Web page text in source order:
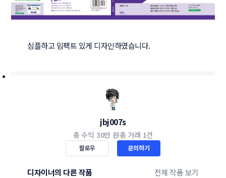
심플하고 임팩트 있게 디자인하였습니다.
jbj007s
총 수익 30만 원총 거래 1건
팔로우 문의하기
디자이너의 다른 작품 전체 작품 보기